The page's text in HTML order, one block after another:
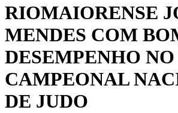
RIOMAIORENSE
MENDES COM
DESEMPENHO NO
CAMPEONAL
DE JUDO